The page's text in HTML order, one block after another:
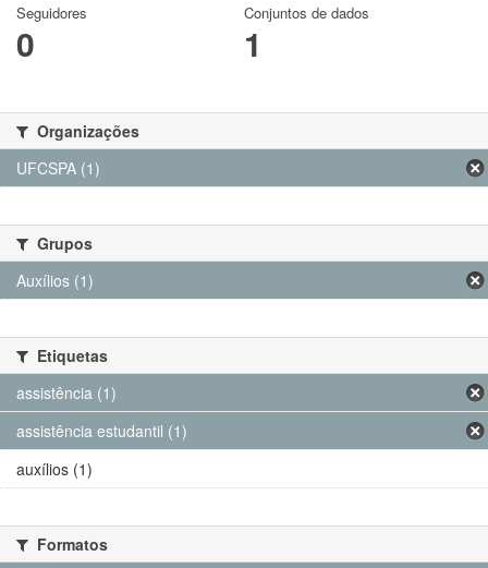
Seguidores
0
Conjuntos de dados
1
Organizações
UFCSPA (1)
Grupos
Auxílios (1)
Etiquetas
assistência (1)
assistência estudantil (1)
auxílios (1)
Formatos